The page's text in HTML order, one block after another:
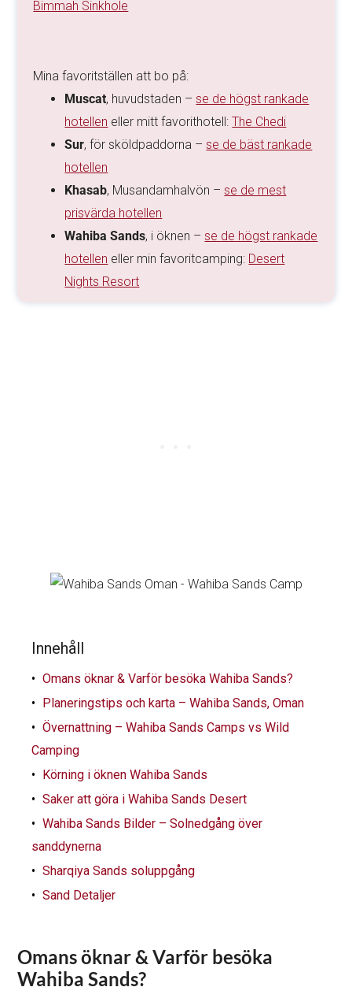
Bimmah Sinkhole
Mina favoritställen att bo på:
Muscat, huvudstaden –se de högst rankade
hotellen eller mitt favorithotell:The Chedi
Sur, för sköldpaddorna –se de bäst rankade
hotellen
Khasab, Musandamhalvön –se de mest
prisvärda hotellen
Wahiba Sands, i öknen –se de högst rankade
hotellen eller min favoritcamping: Desert
Nights Resort
Innehåll
Omans öknar & Varför besöka Wahiba Sands?
Planeringstips och karta – Wahiba Sands, Oman
Övernattning – Wahiba Sands Camps vs Wild
Camping
Körning i öknen Wahiba Sands
Saker att göra i Wahiba Sands Desert
Wahiba Sands Bilder – Solnedgång över
sanddynerna
Sharqiya Sands soluppgång
Sand Detaljer
Omans öknar & Varför besöka
Wahiba Sands?